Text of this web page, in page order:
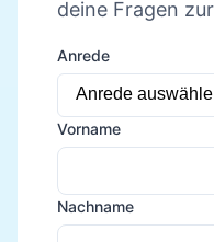
deine Fragen
Anrede
Vorname
Nachname